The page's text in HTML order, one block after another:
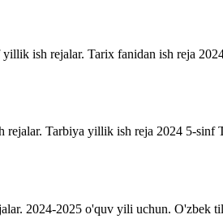
ish rejalar. Tarix fanidan ish reja
Tarbiya yillik ish reja 2024 5-
2024-2025 o'quv yili uchun. O'zbek